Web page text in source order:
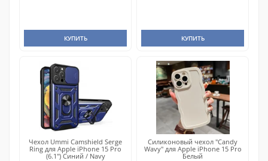
КУПИТЬ КУПИТЬ
Чехол Ummi Camshield Serge
Ring для Apple iPhone 15 Pro
(6.1") Синий / Navy
Силиконовый чехол "Candy
Wavy" для Apple iPhone 15 Pro
Белый